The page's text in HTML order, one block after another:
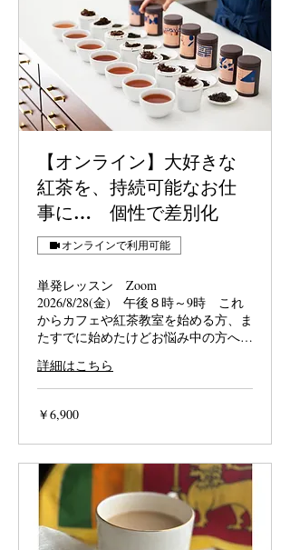
【オンライン】大好きな
紅茶を、持続可能なお仕
事に… 個性で差別化
オンラインで利用可能
単発レッスン Zoom
2026/8/28(金) 午後８時～9時 これ
からカフェや紅茶教室を始める方、ま
たすでに始めたけどお悩み中の方へ…
詳細はこちら
6,900
円
￥6,900